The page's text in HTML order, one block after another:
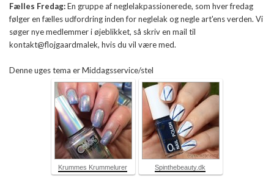
Fælles Fredag:En gruppe af neglelakpassionerede, som hver fredag
følger en fælles udfordring inden for neglelak og negle art'ens verden. Vi
søger nye medlemmer i øjeblikket, så skriv en mail til
kontakt@flojgaardmalek, hvis du vil være med.
Denne uges tema er Middagsservice/stel
Krummes Krummelurer Spinthebeauty.dk